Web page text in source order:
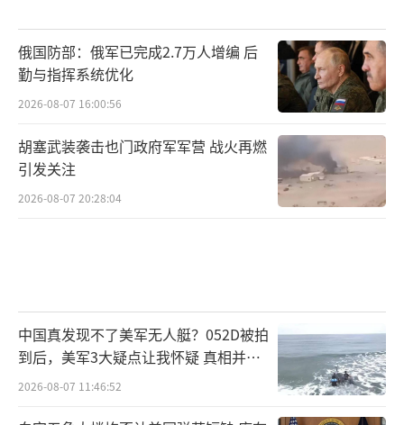
俄国防部：俄军已完成2.7万人增编 后
勤与指挥系统优化
2026-08-07 16:00:56
胡塞武装袭击也门政府军军营 战火再燃
引发关注
2026-08-07 20:28:04
中国真发现不了美军无人艇？052D被拍
到后，美军3大疑点让我怀疑 真相并非
如此
2026-08-07 11:46:52